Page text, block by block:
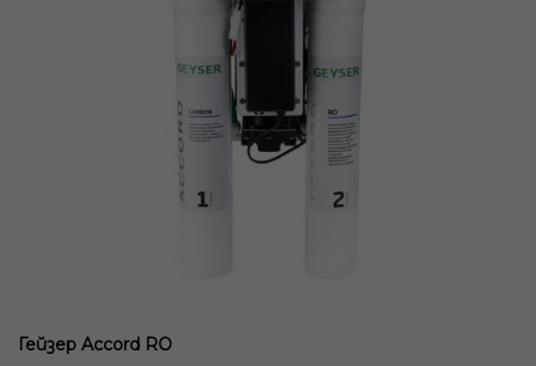
Гейзер Accord RO